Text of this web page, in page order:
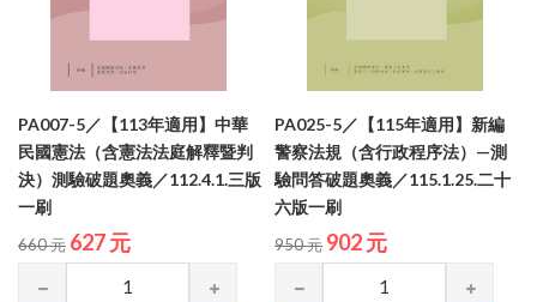
PA007-5／【113年適用】中華
民國憲法（含憲法法庭解釋暨判
決）測驗破題奧義／112.4.1.三版
一刷
660 元 627 元
PA025-5／【115年適用】新編
警察法規（含行政程序法）—測
驗問答破題奧義／115.1.25.二十
六版一刷
950 元 902 元